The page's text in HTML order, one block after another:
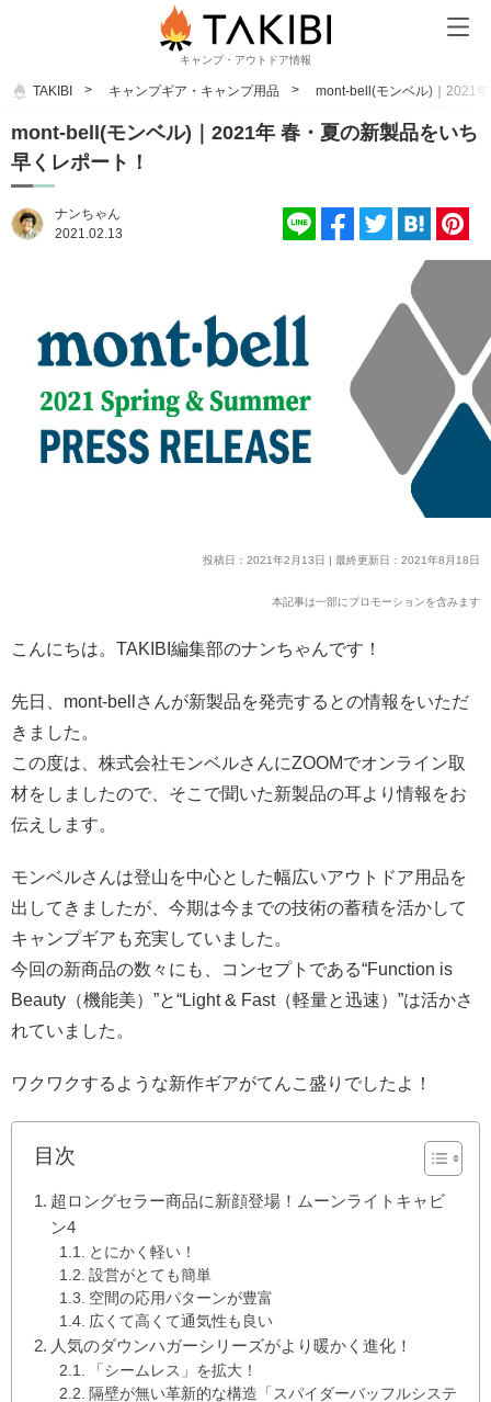
キャンプ・アウトドア情報
TAKIBI キャンプギア・キャンプ用品 mont-bell(モンベル)｜2021
mont-bell(モンベル)｜2021年 春・夏の新製品をいち
早くレポート！
ナンちゃん
2021.02.13
投稿日：2021年2月13日 | 最終更新日：2021年8月18日
本記事は一部にプロモーションを含みます
こんにちは。TAKIBI編集部のナンちゃんです！
先日、mont-bellさんが新製品を発売するとの情報をいただ
きました。
この度は、株式会社モンベルさんにZOOMでオンライン取
材をしましたので、そこで聞いた新製品の耳より情報をお
伝えします。
モンベルさんは登山を中心とした幅広いアウトドア用品を
出してきましたが、今期は今までの技術の蓄積を活かして
キャンプギアも充実していました。
今回の新商品の数々にも、コンセプトである“Function is
Beauty（機能美）”と“Light & Fast（軽量と迅速）”は活かさ
れていました。
ワクワクするような新作ギアがてんこ盛りでしたよ！
目次
超ロングセラー商品に新顔登場！ムーンライトキャビ
ン4
とにかく軽い！
設営がとても簡単
空間の応用パターンが豊富
広くて高くて通気性も良い
人気のダウンハガーシリーズがより暖かく進化！
「シームレス」を拡大！
隔壁が無い革新的な構造「スパイダーバッフルシステ